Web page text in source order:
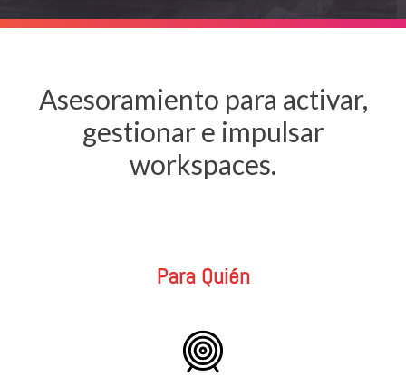
Asesoramiento para activar,
gestionar e impulsar
workspaces.
Para Quién